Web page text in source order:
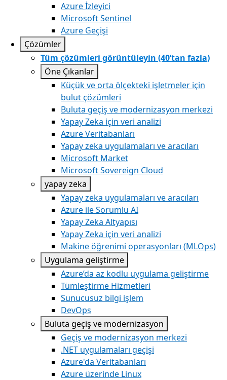
Azure İzleyici
Microsoft Sentinel
Azure Geçişi
Çözümler
Tüm çözümleri görüntüleyin (40’tan fazla)
Öne Çıkanlar
Küçük ve orta ölçekteki işletmeler için
bulut çözümleri
Buluta geçiş ve modernizasyon merkezi
Yapay Zeka için veri analizi
Azure Veritabanları
Yapay zeka uygulamaları ve aracıları
Microsoft Market
Microsoft Sovereign Cloud
yapay zeka
Yapay zeka uygulamaları ve aracıları
Azure ile Sorumlu AI
Yapay Zeka Altyapısı
Yapay Zeka için veri analizi
Makine öğrenimi operasyonları (MLOps)
Uygulama geliştirme
Azure’da az kodlu uygulama geliştirme
Tümleştirme Hizmetleri
Sunucusuz bilgi işlem
DevOps
Buluta geçiş ve modernizasyon
Geçiş ve modernizasyon merkezi
.NET uygulamaları geçişi
Azure'da Veritabanları
Azure üzerinde Linux